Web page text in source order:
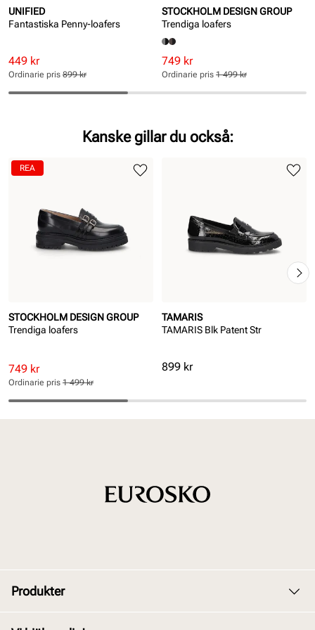
UNIFIED
Fantastiska Penny-loafers
Rabatterat
pris
Pris
449 kr
Ordinarie
pris
Pris
Ordinarie pris 899 kr
STOCKHOLM DESIGN GROUP
Trendiga loafers
Rabatterat
pris
Pris
749 kr
Ordinarie
pris
Pris
Ordinarie pris 1 499 kr
Kanske gillar du också:
STOCKHOLM DESIGN GROUP
Trendiga loafers
Rabatterat
pris
Pris
749 kr
Ordinarie
pris
Pris
Ordinarie pris 1 499 kr
REA
TAMARIS
TAMARIS Blk Patent Str
Pris
899 kr
Produkter